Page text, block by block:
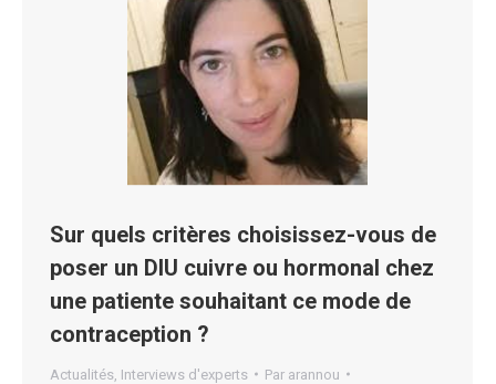
Sur quels critères choisissez-vous de
poser un DIU cuivre ou hormonal chez
une patiente souhaitant ce mode de
contraception ?
Actualités Interviews d'experts Par arannou